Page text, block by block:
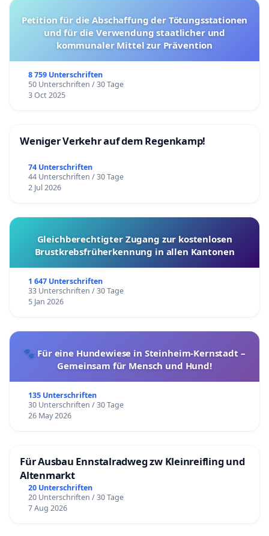
Petition für die Abschaffung der Tötungsstationen
und für die Verwendung staatlicher und
kommunaler Mittel zur Prävention
8 759 Unterschriften
50 Unterschriften / 30 Tage
3 Oct 2025
Weniger Verkehr auf dem Regenkamp!
74 Unterschriften
44 Unterschriften / 30 Tage
2 Jul 2026
Gleichberechtigter Zugang zur kostenlosen
Brustkrebsfrüherkennung in allen Kantonen
1 647 Unterschriften
33 Unterschriften / 30 Tage
5 Jan 2026
🐾 Für eine Hundewiese in Steinheim-Kernstadt –
Gemeinsam für Mensch und Hund!
135 Unterschriften
30 Unterschriften / 30 Tage
26 May 2026
Für Ausbau Ennstalradweg zw Kleinreifling und
Altenmarkt
20 Unterschriften
20 Unterschriften / 30 Tage
7 Aug 2026